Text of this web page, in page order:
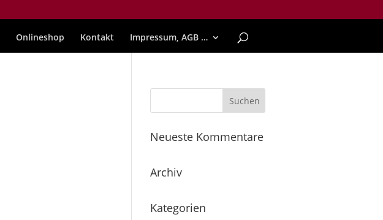
Onlineshop Kontakt Impressum, AGB …
Neueste Kommentare
Archiv
Kategorien